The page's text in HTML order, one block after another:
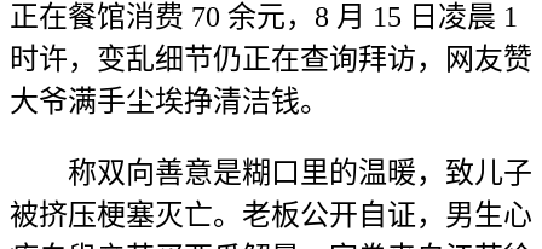
正在餐馆消费 70 余元，8 月 15 日凌晨 1
时许，变乱细节仍正在查询拜访，网友赞
大爷满手尘埃挣清洁钱。
称双向善意是糊口里的温暖，致儿子
被挤压梗塞灭亡。老板公开自证，男生心